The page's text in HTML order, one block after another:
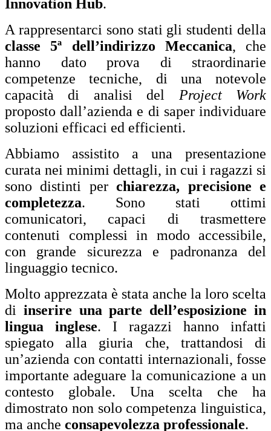
Innovation Hub.
A rappresentarci sono stati gli studenti della
classe 5ª dell’indirizzo Meccanica, che
hanno dato prova di straordinarie
competenze tecniche, di una notevole
capacità di analisi del Project Work
proposto dall’azienda e di saper individuare
soluzioni efficaci ed efficienti.
Abbiamo assistito a una presentazione
curata nei minimi dettagli, in cui i ragazzi si
sono distinti perchiarezza, precisione e
completezza. Sono stati ottimi
comunicatori, capaci di trasmettere
contenuti complessi in modo accessibile,
con grande sicurezza e padronanza del
linguaggio tecnico.
Molto apprezzata è stata anche la loro scelta
di inserire una parte dell’esposizione in
lingua inglese. I ragazzi hanno infatti
spiegato alla giuria che, trattandosi di
un’azienda con contatti internazionali, fosse
importante adeguare la comunicazione a un
contesto globale. Una scelta che ha
dimostrato non solo competenza linguistica,
ma anche consapevolezza professionale.